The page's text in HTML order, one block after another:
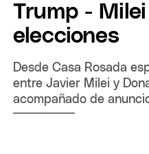
Trump -
elecciones
Desde Casa Rosada
entre Javier Milei y
acompañado de